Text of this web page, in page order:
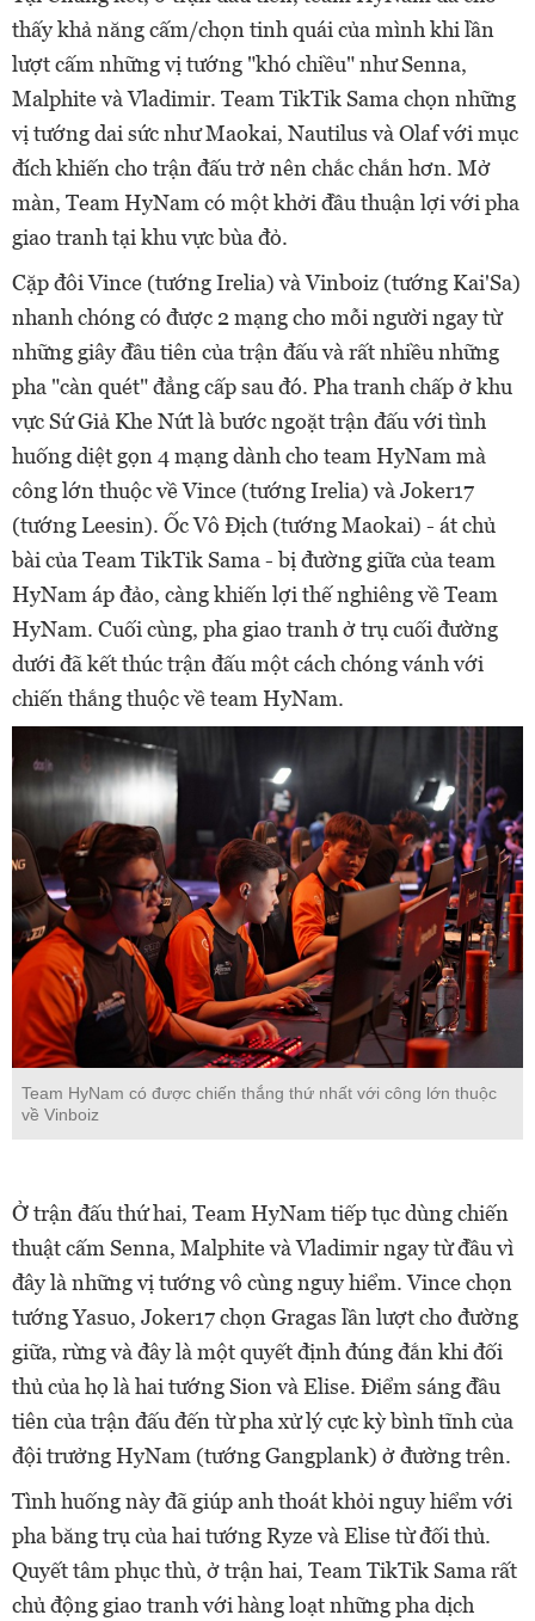
thấy khả năng cấm/chọn tinh quái của mình khi lần
lượt cấm những vị tướng "khó chiều" như Senna,
Malphite và Vladimir. Team TikTik Sama chọn những
vị tướng dai sức như Maokai, Nautilus và Olaf với mục
đích khiến cho trận đấu trở nên chắc chắn hơn. Mở
màn, Team HyNam có một khởi đầu thuận lợi với pha
giao tranh tại khu vực bùa đỏ.
Cặp đôi Vince (tướng Irelia) và Vinboiz (tướng Kai'Sa)
nhanh chóng có được 2 mạng cho mỗi người ngay từ
những giây đầu tiên của trận đấu và rất nhiều những
pha "càn quét" đẳng cấp sau đó. Pha tranh chấp ở khu
vực Sứ Giả Khe Nứt là bước ngoặt trận đấu với tình
huống diệt gọn 4 mạng dành cho team HyNam mà
công lớn thuộc về Vince (tướng Irelia) và Joker17
(tướng Leesin). Ốc Vô Địch (tướng Maokai) - át chủ
bài của Team TikTik Sama - bị đường giữa của team
HyNam áp đảo, càng khiến lợi thế nghiêng về Team
HyNam. Cuối cùng, pha giao tranh ở trụ cuối đường
dưới đã kết thúc trận đấu một cách chóng vánh với
chiến thắng thuộc về team HyNam.
Team HyNam có được chiến thắng thứ nhất với công lớn thuộc
về Vinboiz
Ở trận đấu thứ hai, Team HyNam tiếp tục dùng chiến
thuật cấm Senna, Malphite và Vladimir ngay từ đầu vì
đây là những vị tướng vô cùng nguy hiểm. Vince chọn
tướng Yasuo, Joker17 chọn Gragas lần lượt cho đường
giữa, rừng và đây là một quyết định đúng đắn khi đối
thủ của họ là hai tướng Sion và Elise. Điểm sáng đầu
tiên của trận đấu đến từ pha xử lý cực kỳ bình tĩnh của
đội trưởng HyNam (tướng Gangplank) ở đường trên.
Tình huống này đã giúp anh thoát khỏi nguy hiểm với
pha băng trụ của hai tướng Ryze và Elise từ đối thủ.
Quyết tâm phục thù, ở trận hai, Team TikTik Sama rất
chủ động giao tranh với hàng loạt những pha dịch